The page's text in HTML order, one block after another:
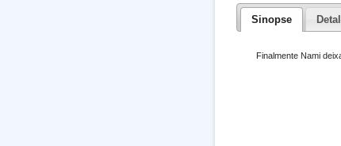
Sinopse
Finalmente Nami